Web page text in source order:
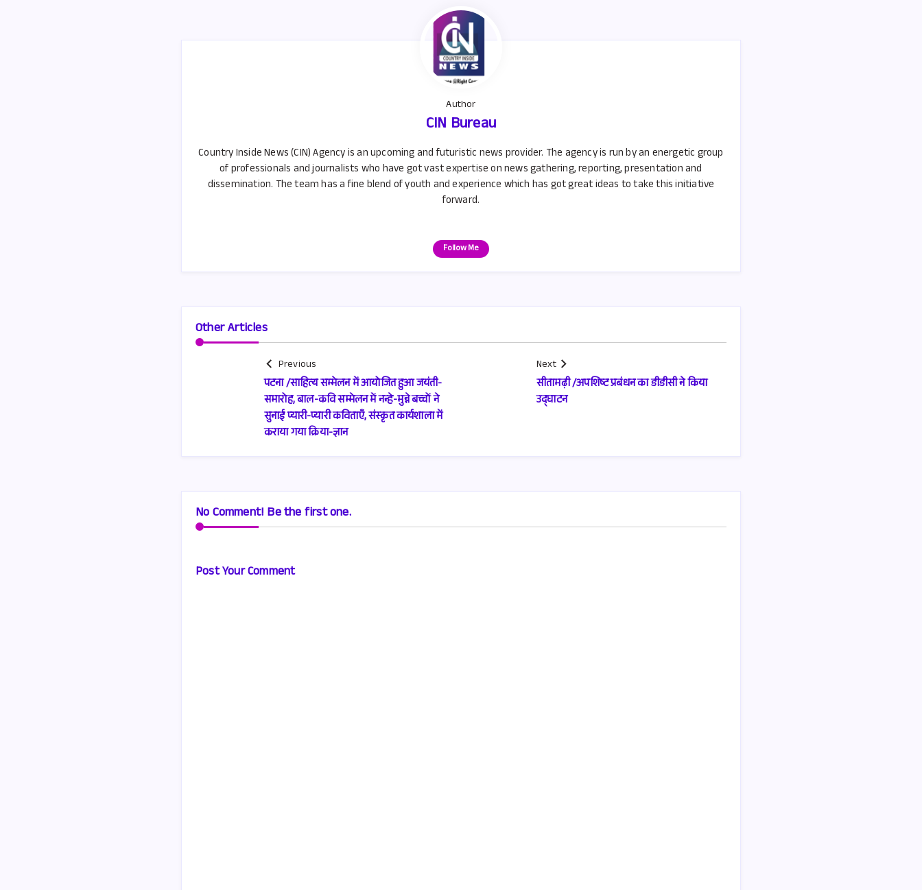
Author
CIN Bureau
Country Inside News (CIN) Agency is an upcoming and futuristic news provider. The agency is run by an energetic group
of professionals and journalists who have got vast expertise on news gathering, reporting, presentation and
dissemination. The team has a fine blend of youth and experience which has got great ideas to take this initiative
forward.
Follow Me
Other Articles
Previous
पटना /साहित्य सम्मेलन में आयोजित हुआ जयंती-
समारोह, बाल-कवि सम्मेलन में नन्हे-मुन्ने बच्चों ने
सुनाई प्यारी-प्यारी कविताएँ, संस्कृत कार्यशाला में
कराया गया क्रिया-ज्ञान
Next
सीतामढ़ी /अपशिष्ट प्रबंधन का डीडीसी ने किया
उद्घाटन
No Comment! Be the first one.
Post Your Comment